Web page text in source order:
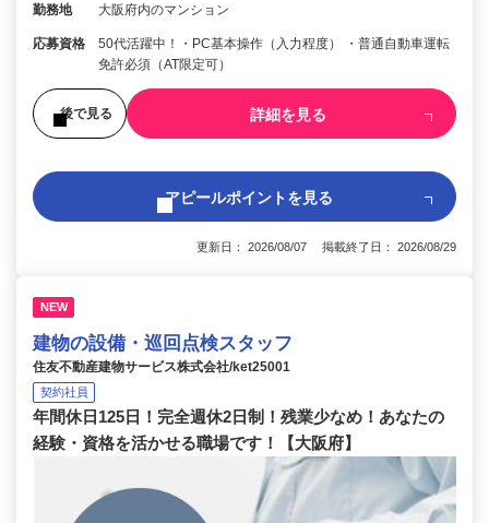
勤務地 大阪府内のマンション
応募資格
50代活躍中！・PC基本操作（入力程度） ・普通自動車運転
免許必須（AT限定可）
後で見る 詳細を見る
アピールポイントを見る
更新日： 2026/08/07 掲載終了日： 2026/08/29
NEW
建物の設備・巡回点検スタッフ
住友不動産建物サービス株式会社/ket25001
契約社員
年間休日125日！完全週休2日制！残業少なめ！あなたの
経験・資格を活かせる職場です！【大阪府】